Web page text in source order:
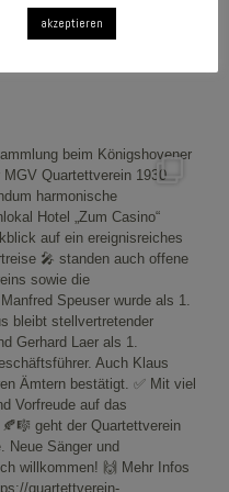
akzeptieren